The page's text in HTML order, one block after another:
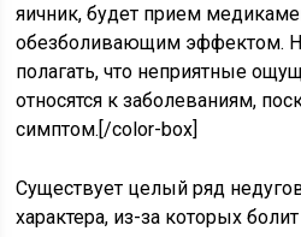
яичник, будет прием
обезболивающим эффектом.
полагать, что неприятные
относятся к заболеваниям,
симптом.[/color-box]
Существует целый ряд
характера, из-за которых